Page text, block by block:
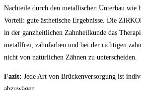
Nachteile durch den metallischen Unterbau wie
Vorteil: gute ästhetische Ergebnisse. Die
in der ganzheitlichen Zahnheilkunde das
metallfrei, zahnfarben und bei der richtigen
nicht von natürlichen Zähnen zu unterscheiden.
Fazit: Jede Art von Brückenversorgung ist